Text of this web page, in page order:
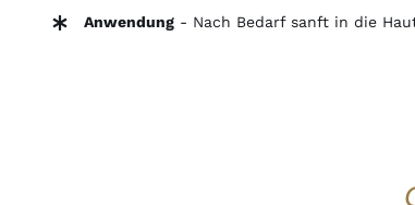
Anwendung- Nach Bedarf sanft in die